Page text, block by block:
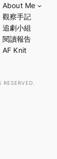
About Me
觀察手記
追劇小組
閱讀報告
AF Knit